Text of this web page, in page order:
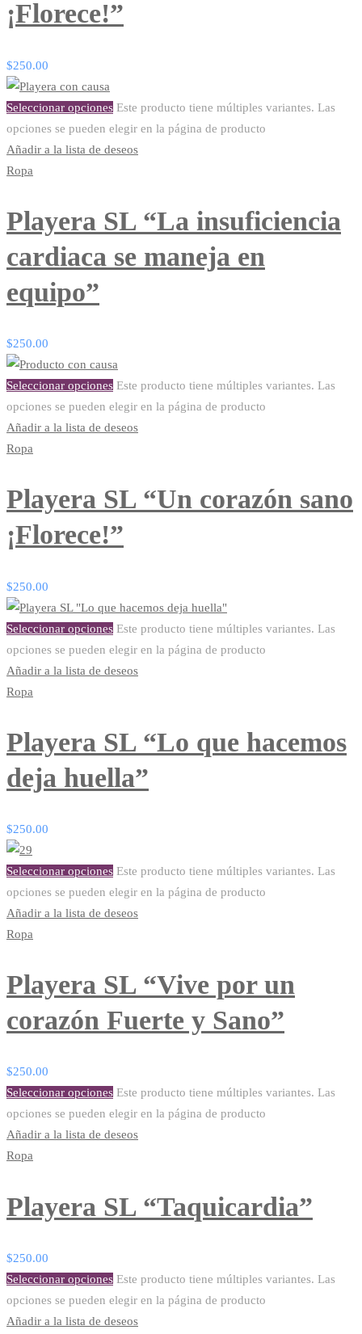
¡Florece!”
$250.00
Seleccionar opciones Este producto tiene múltiples variantes. Las
opciones se pueden elegir en la página de producto
Añadir a la lista de deseos
Ropa
Playera SL “La insuficiencia
cardiaca se maneja en
equipo”
$250.00
Seleccionar opciones Este producto tiene múltiples variantes. Las
opciones se pueden elegir en la página de producto
Añadir a la lista de deseos
Ropa
Playera SL “Un corazón sano
¡Florece!”
$250.00
Seleccionar opciones Este producto tiene múltiples variantes. Las
opciones se pueden elegir en la página de producto
Añadir a la lista de deseos
Ropa
Playera SL “Lo que hacemos
deja huella”
$250.00
Seleccionar opciones Este producto tiene múltiples variantes. Las
opciones se pueden elegir en la página de producto
Añadir a la lista de deseos
Ropa
Playera SL “Vive por un
corazón Fuerte y Sano”
$250.00
Seleccionar opciones Este producto tiene múltiples variantes. Las
opciones se pueden elegir en la página de producto
Añadir a la lista de deseos
Ropa
Playera SL “Taquicardia”
$250.00
Seleccionar opciones Este producto tiene múltiples variantes. Las
opciones se pueden elegir en la página de producto
Añadir a la lista de deseos